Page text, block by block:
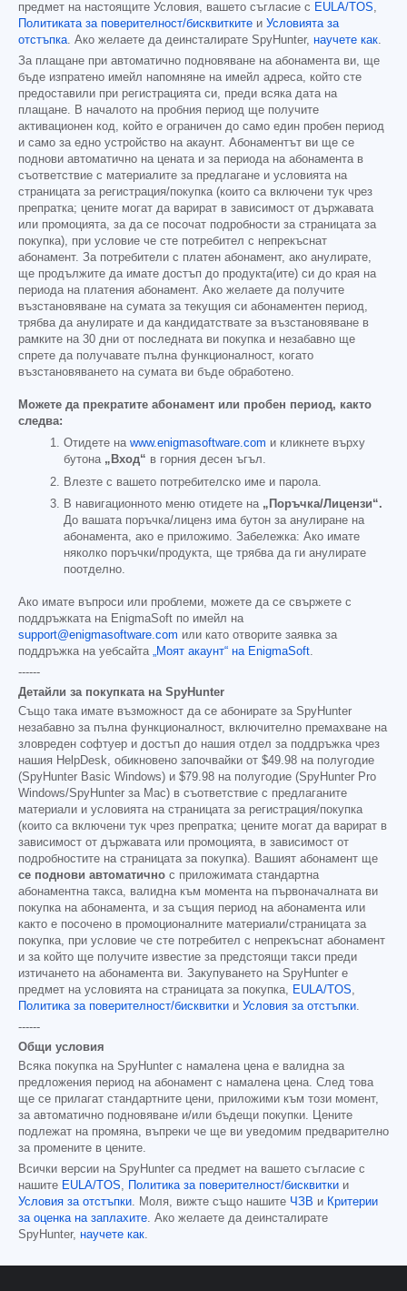
предмет на настоящите Условия, вашето съгласие с EULA/TOS,
Политиката за поверителност/бисквитките и Условията за
отстъпка. Ако желаете да деинсталирате SpyHunter, научете как.
За плащане при автоматично подновяване на абонамента ви, ще
бъде изпратено имейл напомняне на имейл адреса, който сте
предоставили при регистрацията си, преди всяка дата на
плащане. В началото на пробния период ще получите
активационен код, който е ограничен до само един пробен период
и само за едно устройство на акаунт. Абонаментът ви ще се
поднови автоматично на цената и за периода на абонамента в
съответствие с материалите за предлагане и условията на
страницата за регистрация/покупка (които са включени тук чрез
препратка; цените могат да варират в зависимост от държавата
или промоцията, за да се посочат подробности за страницата за
покупка), при условие че сте потребител с непрекъснат
абонамент. За потребители с платен абонамент, ако анулирате,
ще продължите да имате достъп до продукта(ите) си до края на
периода на платения абонамент. Ако желаете да получите
възстановяване на сумата за текущия си абонаментен период,
трябва да анулирате и да кандидатствате за възстановяване в
рамките на 30 дни от последната ви покупка и незабавно ще
спрете да получавате пълна функционалност, когато
възстановяването на сумата ви бъде обработено.
Можете да прекратите абонамент или пробен период, както
следва:
Отидете на www.enigmasoftware.com и кликнете върху
бутона „Вход“ в горния десен ъгъл.
Влезте с вашето потребителско име и парола.
В навигационното меню отидете на „Поръчка/Лицензи“.
До вашата поръчка/лиценз има бутон за анулиране на
абонамента, ако е приложимо. Забележка: Ако имате
няколко поръчки/продукта, ще трябва да ги анулирате
поотделно.
Ако имате въпроси или проблеми, можете да се свържете с
поддръжката на EnigmaSoft по имейл на
support@enigmasoftware.com или като отворите заявка за
поддръжка на уебсайта „Моят акаунт“ на EnigmaSoft.
------
Детайли за покупката на SpyHunter
Също така имате възможност да се абонирате за SpyHunter
незабавно за пълна функционалност, включително премахване на
зловреден софтуер и достъп до нашия отдел за поддръжка чрез
нашия HelpDesk, обикновено започвайки от $49.98 на полугодие
(SpyHunter Basic Windows) и $79.98 на полугодие (SpyHunter Pro
Windows/SpyHunter за Mac) в съответствие с предлаганите
материали и условията на страницата за регистрация/покупка
(които са включени тук чрез препратка; цените могат да варират в
зависимост от държавата или промоцията, в зависимост от
подробностите на страницата за покупка). Вашият абонамент ще
се поднови автоматично с приложимата стандартна
абонаментна такса, валидна към момента на първоначалната ви
покупка на абонамента, и за същия период на абонамента или
както е посочено в промоционалните материали/страницата за
покупка, при условие че сте потребител с непрекъснат абонамент
и за който ще получите известие за предстоящи такси преди
изтичането на абонамента ви. Закупуването на SpyHunter е
предмет на условията на страницата за покупка, EULA/TOS,
Политика за поверителност/бисквитки и Условия за отстъпки.
------
Общи условия
Всяка покупка на SpyHunter с намалена цена е валидна за
предложения период на абонамент с намалена цена. След това
ще се прилагат стандартните цени, приложими към този момент,
за автоматично подновяване и/или бъдещи покупки. Цените
подлежат на промяна, въпреки че ще ви уведомим предварително
за промените в цените.
Всички версии на SpyHunter са предмет на вашето съгласие с
нашите EULA/TOS, Политика за поверителност/бисквитки и
Условия за отстъпки. Моля, вижте също нашите ЧЗВ и Критерии
за оценка на заплахите. Ако желаете да деинсталирате
SpyHunter, научете как.